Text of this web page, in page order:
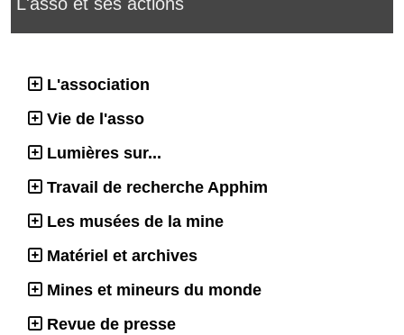
L'association
Vie de l'asso
Lumières sur...
Travail de recherche Apphim
Les musées de la mine
Matériel et archives
Mines et mineurs du monde
Revue de presse